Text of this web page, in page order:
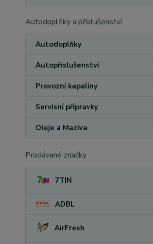
Autodoplňky a příslušenství
Autodoplňky
Autopříslušenství
Provozní kapaliny
Servisní přípravky
Oleje a Maziva
Prodávané značky
7TIN
ADBL
AirFresh